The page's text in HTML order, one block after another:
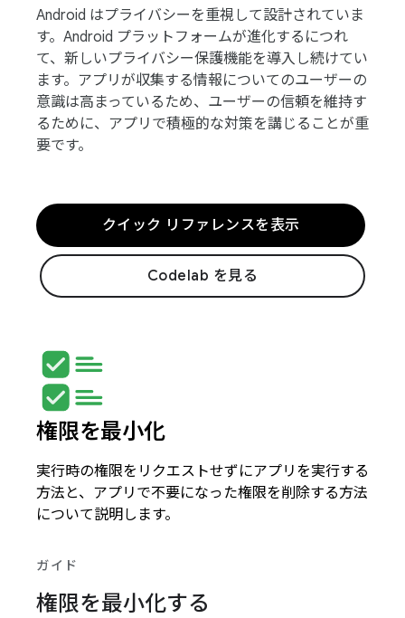
Android はプライバシーを重視して設計されていま
す。Android プラットフォームが進化するにつれ
て、新しいプライバシー保護機能を導入し続けてい
ます。アプリが収集する情報についてのユーザーの
意識は高まっているため、ユーザーの信頼を維持す
るために、アプリで積極的な対策を講じることが重
要です。
クイック リファレンスを表示
Codelab を見る
権限を最小化
実行時の権限をリクエストせずにアプリを実行する
方法と、アプリで不要になった権限を削除する方法
について説明します。
ガイド
権限を最小化する